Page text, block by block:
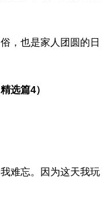
，也是家人团圆的日
选篇4）
难忘。因为这天我玩